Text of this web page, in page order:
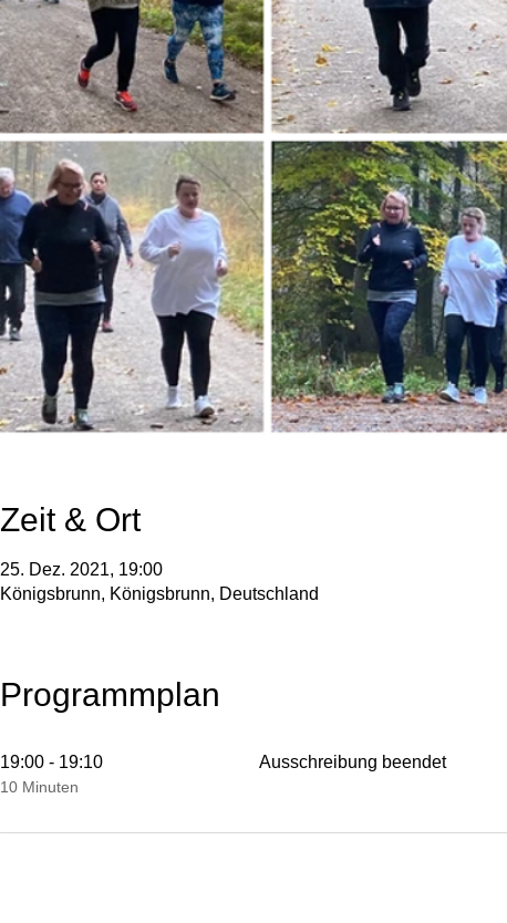
Zeit & Ort
25. Dez. 2021, 19:00
Königsbrunn, Königsbrunn, Deutschland
Programmplan
19:00 - 19:10
10 Minuten
Ausschreibung beendet